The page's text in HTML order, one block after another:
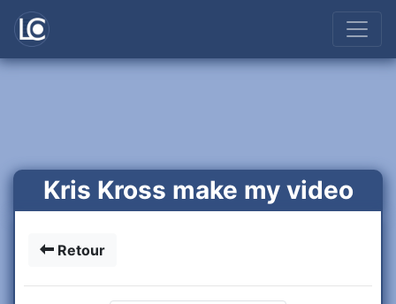
Kris Kross make my video
Retour